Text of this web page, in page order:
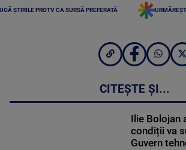
ȘTIRILE PROTV CA SURSĂ PREFERATĂ
CITEȘTE ȘI...
Ilie Bolojan
condiții va
Guvern